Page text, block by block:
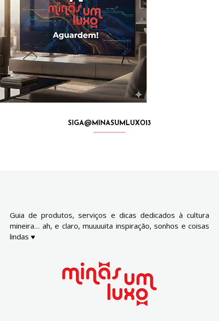
SIGA@MINASUMLUXO13
Guia de produtos, serviços e dicas dedicados à cultura
mineira… ah, e claro, muuuuita inspiração, sonhos e coisas
lindas ♥